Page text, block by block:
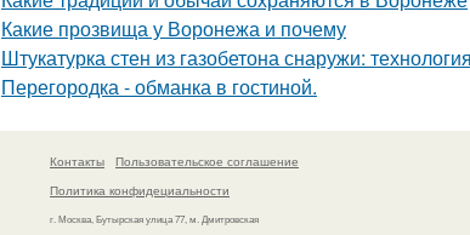
Какие прозвища у Воронежа и почему
Штукатурка стен из газобетона снаружи:
Перегородка - обманка в гостиной.
Контакты
Пользовательское соглашение
Политика конфидециальности
г. Москва, Бутырская улица 77, м. Дмитровская